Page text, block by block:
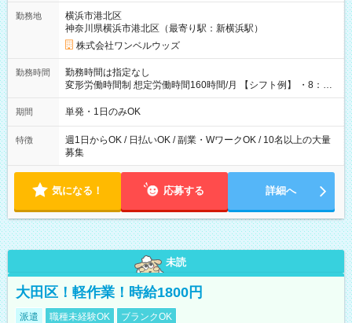
勤務地
横浜市港北区
神奈川県横浜市港北区（最寄り駅：新横浜駅）
株式会社ワンベルウッズ
勤務時間
勤務時間は指定なし
変形労働時間制 想定労働時間160時間/月 【シフト例】 ・8：00
～21：00
期間 単発・1日のみOK
特徴
週1日からOK / 日払いOK / 副業・WワークOK / 10名以上の大量
募集
気になる！ 応募する 詳細へ
未読
大田区！軽作業！時給1800円
派遣 職種未経験OK ブランクOK